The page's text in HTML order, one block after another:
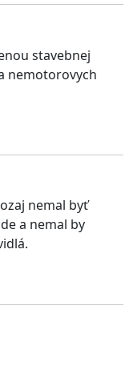
stavebnej
nemotorovych
nemal byť
a nemal by